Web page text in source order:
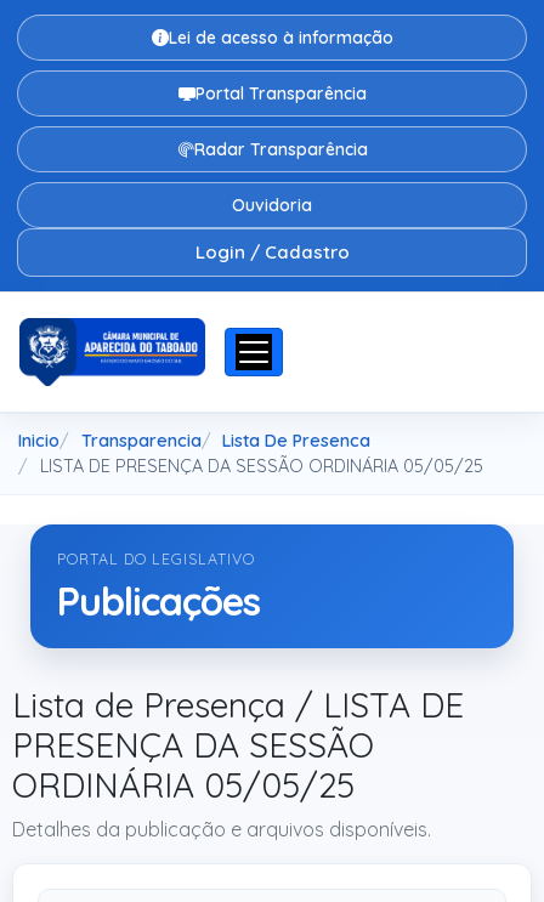
Lei de acesso à informação
Portal Transparência
Radar Transparência
Ouvidoria
Login / Cadastro
Inicio Transparencia
Lista De Presenca
LISTA DE PRESENÇA DA SESSÃO ORDINÁRIA 05/05/25
PORTAL DO LEGISLATIVO
Publicações
Lista de Presença / LISTA DE
PRESENÇA DA SESSÃO
ORDINÁRIA 05/05/25
Detalhes da publicação e arquivos disponíveis.